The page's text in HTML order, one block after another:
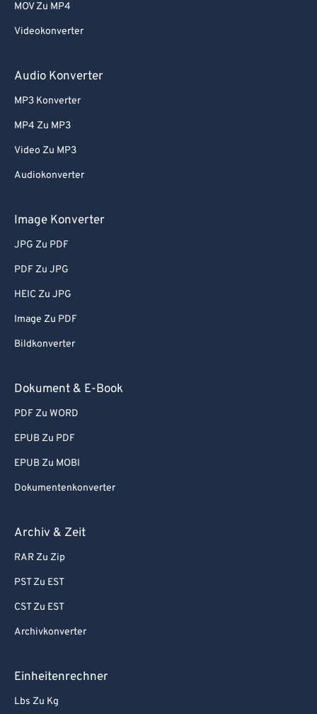
MOV Zu MP4
Videokonverter
Audio Konverter
MP3 Konverter
MP4 Zu MP3
Video Zu MP3
Audiokonverter
Image Konverter
JPG Zu PDF
PDF Zu JPG
HEIC Zu JPG
Image Zu PDF
Bildkonverter
Dokument & E-Book
PDF Zu WORD
EPUB Zu PDF
EPUB Zu MOBI
Dokumentenkonverter
Archiv & Zeit
RAR Zu Zip
PST Zu EST
CST Zu EST
Archivkonverter
Einheitenrechner
Lbs Zu Kg